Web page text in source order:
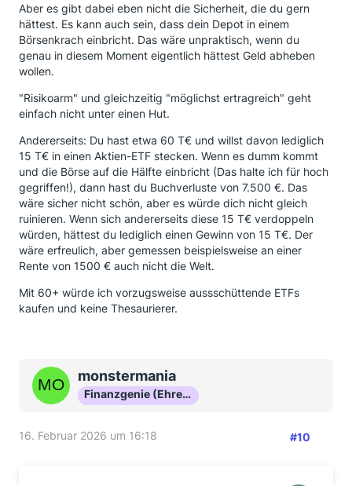
Aber es gibt dabei eben nicht die Sicherheit, die du gern
hättest. Es kann auch sein, dass dein Depot in einem
Börsenkrach einbricht. Das wäre unpraktisch, wenn du
genau in diesem Moment eigentlich hättest Geld abheben
wollen.
"Risikoarm" und gleichzeitig "möglichst ertragreich" geht
einfach nicht unter einen Hut.
Andererseits: Du hast etwa 60 T€ und willst davon lediglich
15 T€ in einen Aktien-ETF stecken. Wenn es dumm kommt
und die Börse auf die Hälfte einbricht (Das halte ich für hoch
gegriffen!), dann hast du Buchverluste von 7.500 €. Das
wäre sicher nicht schön, aber es würde dich nicht gleich
ruinieren. Wenn sich andererseits diese 15 T€ verdoppeln
würden, hättest du lediglich einen Gewinn von 15 T€. Der
wäre erfreulich, aber gemessen beispielsweise an einer
Rente von 1500 € auch nicht die Welt.
Mit 60+ würde ich vorzugsweise aussschüttende ETFs
kaufen und keine Thesaurierer.
monstermania
Finanzgenie (Ehrenmitglied)
16. Februar 2026 um 16:18 #10